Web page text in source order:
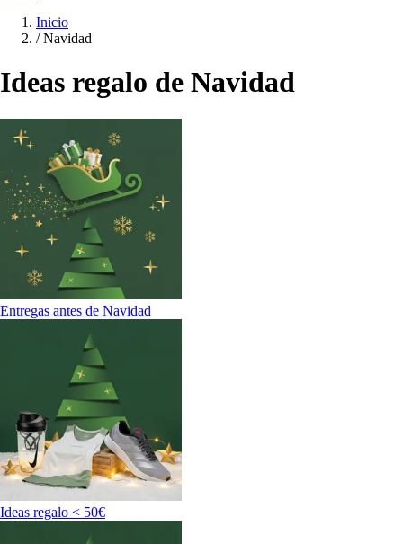
Inicio
/ Navidad
Ideas regalo de Navidad
Entregas antes de Navidad
Ideas regalo < 50€